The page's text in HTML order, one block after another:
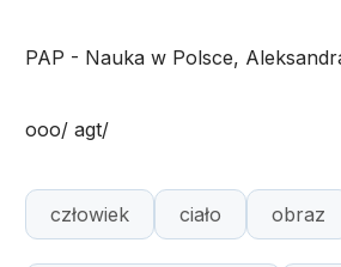
PAP - Nauka w Polsce,
ooo/ agt/
człowiek ciało obraz